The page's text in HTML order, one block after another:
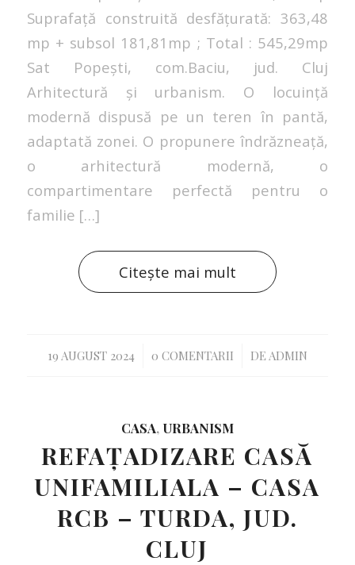
Suprafață construită desfățurată: 363,48
mp + subsol 181,81mp ; Total : 545,29mp
Sat Popești, com.Baciu, jud. Cluj
Arhitectură și urbanism. O locuință
modernă dispusă pe un teren în pantă,
adaptată zonei. O propunere îndrăzneață,
o arhitectură modernă, o
compartimentare perfectă pentru o
familie […]
Citește mai mult
19 AUGUST 2024
/ 0 COMENTARII
/ DE ADMIN
CASA, URBANISM
REFAȚADIZARE CASĂ
UNIFAMILIALA – CASA
RCB – TURDA, JUD.
CLUJ